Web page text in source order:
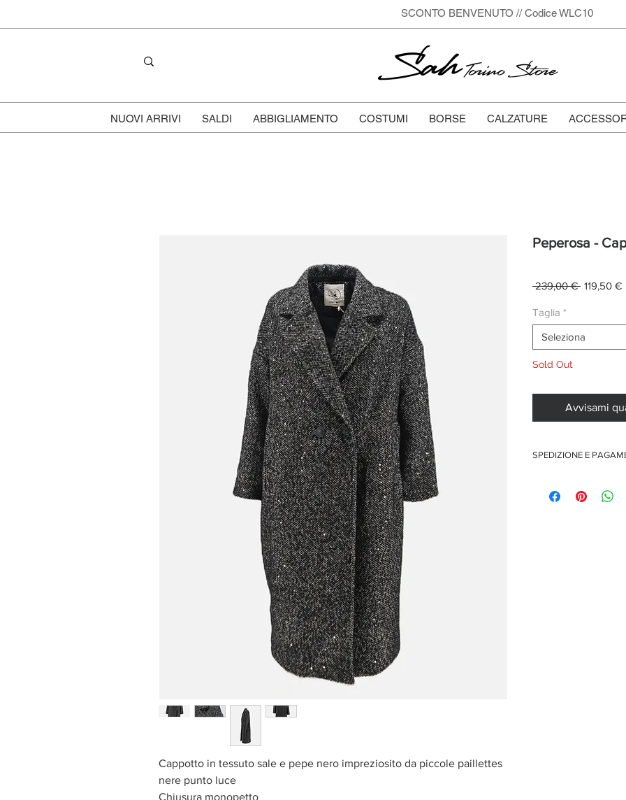
SCONTO BENVENUTO // Codice WLC10
SahTorino Store
NUOVI ARRIVI SALDI ABBIGLIAMENTO COSTUMI BORSE CALZATURE
Cappotto in tessuto sale e pepe nero impreziosito da piccole paillettes
nere punto luce
Chiusura monopetto
Peperosa -
239,00 € Prezzo
119,50 €
Taglia *
Seleziona
Sold Out
Avvisami
SPEDIZIONE E
Pagamenti sicuri con